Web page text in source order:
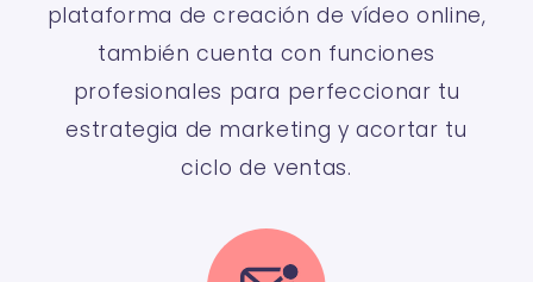
plataforma de creación de vídeo online,
también cuenta con funciones
profesionales para perfeccionar tu
estrategia de marketing y acortar tu
ciclo de ventas.